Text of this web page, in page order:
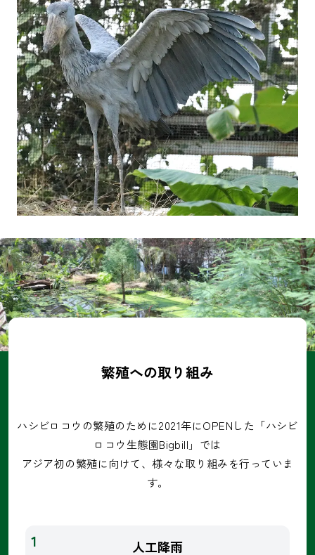
繁殖への取り組み
ハシビロコウの繁殖のために2021年にOPENした「ハシビ
ロコウ生態園Bigbill」では
アジア初の繁殖に向けて、様々な取り組みを行っていま
す。
1 人工降雨